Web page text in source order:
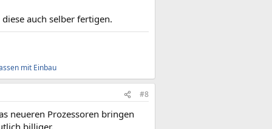
auch selber fertigen.
mit Einbau
#8
neueren Prozessoren bringen
billiger.